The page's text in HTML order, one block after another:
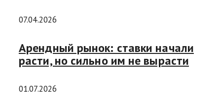
07.04.2026
Арендный рынок: ставки начали
расти, но сильно им не вырасти
01.07.2026